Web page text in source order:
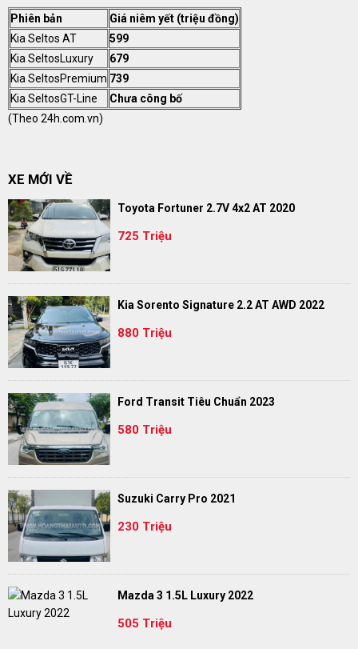
Phiên bản
Giá niêm yết (triệu đồng)
Kia Seltos AT
599
Kia SeltosLuxury
679
Kia SeltosPremium 739
Kia SeltosGT-Line
Chưa công bố
(Theo 24h.com.vn)
XE MỚI VỀ
Toyota Fortuner 2.7V 4x2 AT 2020
725 Triệu
Kia Sorento Signature 2.2 AT AWD 2022
880 Triệu
Ford Transit Tiêu Chuẩn 2023
580 Triệu
Suzuki Carry Pro 2021
230 Triệu
Mazda 3 1.5L Luxury 2022
505 Triệu